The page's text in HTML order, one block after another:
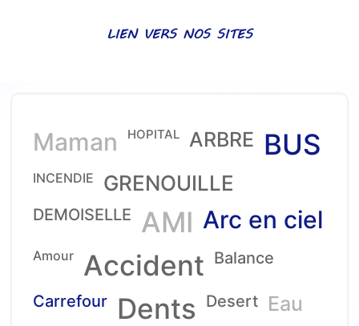
LIEN VERS NOS SITES
Maman HOPITAL ARBRE BUS
INCENDIE GRENOUILLE
DEMOISELLE AMI Arc en ciel
Amour Accident Balance
Carrefour Dents Desert Eau